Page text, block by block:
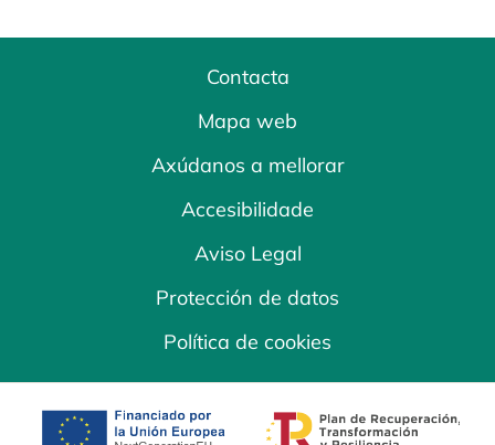
Contacta
Mapa web
Axúdanos a mellorar
Accesibilidade
Aviso Legal
Protección de datos
Política de cookies
opens in a new tab opens in a new